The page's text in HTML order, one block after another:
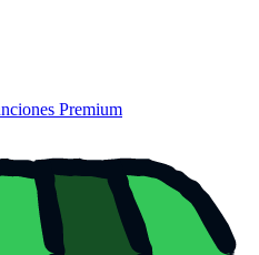
Premium